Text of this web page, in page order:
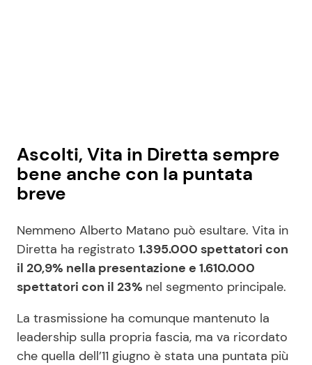
Ascolti, Vita in Diretta sempre
bene anche con la puntata
breve
Nemmeno Alberto Matano può esultare. Vita in
Diretta ha registrato 1.395.000 spettatori con
il 20,9% nella presentazione e 1.610.000
spettatori con il 23% nel segmento principale.
La trasmissione ha comunque mantenuto la
leadership sulla propria fascia, ma va ricordato
che quella dell’11 giugno è stata una puntata più